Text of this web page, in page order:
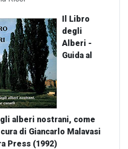
Il Libro
degli
Alberi -
Guida al
alberi nostrani, come
di Giancarlo Malavasi
Press (1992)